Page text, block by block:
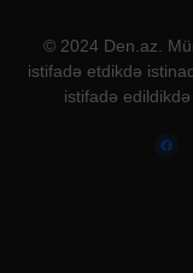
© 2024 Den.az.
istifadə etdikdə
istifadə